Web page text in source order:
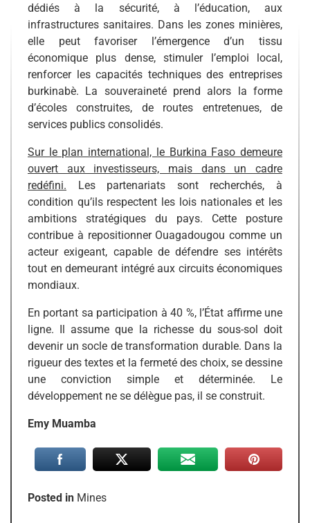
dédiés à la sécurité, à l’éducation, aux
infrastructures sanitaires. Dans les zones minières,
elle peut favoriser l’émergence d’un tissu
économique plus dense, stimuler l’emploi local,
renforcer les capacités techniques des entreprises
burkinabè. La souveraineté prend alors la forme
d’écoles construites, de routes entretenues, de
services publics consolidés.
Sur le plan international, le Burkina Faso demeure
ouvert aux investisseurs, mais dans un cadre
redéfini. Les partenariats sont recherchés, à
condition qu’ils respectent les lois nationales et les
ambitions stratégiques du pays. Cette posture
contribue à repositionner Ouagadougou comme un
acteur exigeant, capable de défendre ses intérêts
tout en demeurant intégré aux circuits économiques
mondiaux.
En portant sa participation à 40 %, l’État affirme une
ligne. Il assume que la richesse du sous-sol doit
devenir un socle de transformation durable. Dans la
rigueur des textes et la fermeté des choix, se dessine
une conviction simple et déterminée. Le
développement ne se délègue pas, il se construit.
Emy Muamba
Posted in Mines